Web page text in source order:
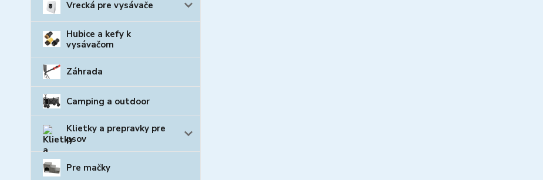
Vrecká pre vysávače
Hubice a kefy k
vysávačom
Záhrada
Camping a outdoor
Klietky a prepravky pre
psov
Pre mačky